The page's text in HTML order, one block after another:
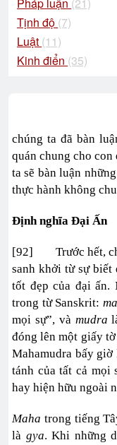
Tịnh độ (7)
Luật (11)
Kinh điển (35)
chúng ta đã bàn
quán chung cho
ta sẽ bàn luận
thực hành không
Định nghĩa Đại Ấn
[92] Trước hết,
sanh khởi từ sự biết
tốt đẹp của đại ấn.
trong từ Sanskrit:
mọi sự”, và mudra
đóng lên một giấy
Mahamudra bấy
tánh của tất cả
hay hiện hữu ngoài
Maha trong tiếng
là gya. Khi những